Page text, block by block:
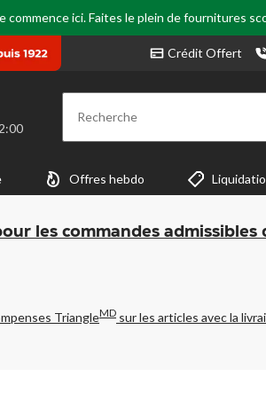
commence ici. Faites le plein de fournitures
Crédit Offert
à 22:00 Recherche
Offres hebdo
les commandes admissibles
TriangleMD sur les articles avec la